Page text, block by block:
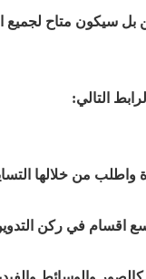
سيكون متاح لجميع
التالي:
واطلب من خلالها
اقسام في ركن